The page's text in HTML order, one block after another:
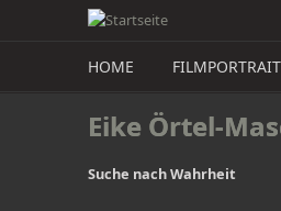
HOME FILMPORTRAIT
Eike Örtel-
Suche nach Wahrheit